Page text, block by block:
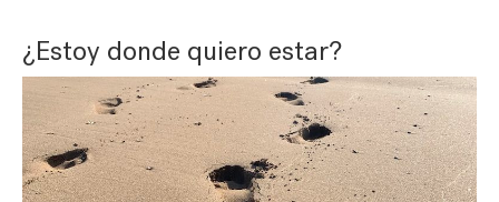
¿Estoy donde quiero estar?